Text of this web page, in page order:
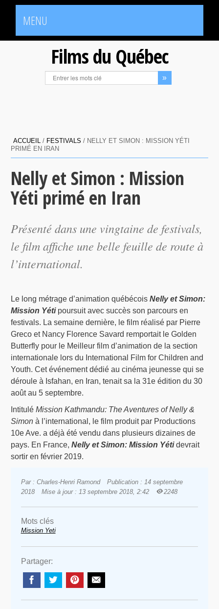
MENU
Films du Québec
ACCUEIL / FESTIVALS / NELLY ET SIMON : MISSION YÉTI
PRIMÉ EN IRAN
Nelly et Simon : Mission
Yéti primé en Iran
Présenté dans une vingtaine de festivals,
le film affiche une belle feuille de route à
l’international.
Le long métrage d’animation québécoisNelly et Simon:
Mission Yétipoursuit avec succès son parcours en
festivals. La semaine dernière, le film réalisé par Pierre
Greco et Nancy Florence Savard remportait le Golden
Butterfly pour le Meilleur film d’animation de la section
internationale lors du International Film for Children and
Youth. Cet événement dédié au cinéma jeunesse qui se
déroule à Isfahan, en Iran, tenait sa la 31e édition du 30
août au 5 septembre.
IntituléMission Kathmandu: The Aventures of Nelly &
Simon à l’international, le film produit par Productions
10e Ave. a déjà été vendu dans plusieurs dizaines de
pays. En France,Nelly et Simon: Mission Yétidevrait
sortir en février 2019.
Par : Charles-Henri Ramond
Publication : 14 septembre
2018
Mise à jour : 13 septembre 2018, 2:42 2248
Mots clés
Mission Yeti
Partager: